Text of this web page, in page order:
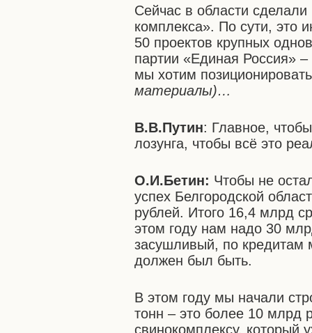
Сейчас в области
комплекса». По сути, это
50 проектов крупных
партии «Единая Россия»
мы хотим
материалы)…
В.В.Путин: Главное,
лозунга, чтобы всё это
О.И.Бетин: Чтобы не
успех Белгородской
рублей. Итого 16,4 млрд
этом году нам надо 30
засушливый, по кредитам
должен был быть.
В этом году мы начали
тонн – это более 10 млрд
свинокомплексу, который